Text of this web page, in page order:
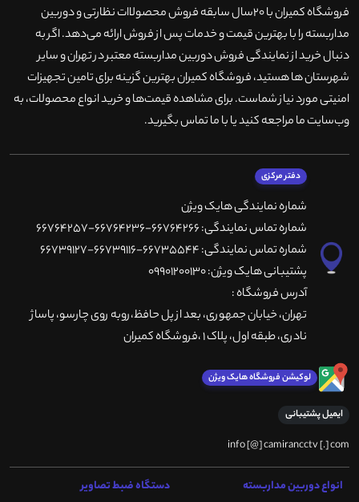
فروشگاه کمیران با ۲۰سال سابقه فروش محصولاات نظارتی و دوربین
مداربسته را با بهترین قیمت و خدمات پس از فروش ارائه می‌دهد. اگر به
دنبال خرید از نمایندگی فروش دوربین مداربسته معتبر در تهران و سایر
شهرستان ها هستید، فروشگاه کمیران بهترین گزینه برای تامین تجهیزات
امنیتی مورد نیاز شماست. برای مشاهده قیمت‌ها و خرید انواع محصولات، به
وب‌سایت ما مراجعه کنید یا با ما تماس بگیرید.
دفتر مرکزی
شماره نمایندگی هایک ویژن
شماره تماس نمایندگی: 66764266-66764236-66764257
شماره تماس نمایندگی: 66735544-66739116-66739127
پشتیبانی هایک ویژن: 09901200130
آدرس فروشگاه :
تهران، خيابان جمهوری، بعد از پل حافظ،روبه روی چارسو، پاساژ
نادری، طبقه اول، پلاک 1 ،فروشگاه کمیران
لوکیشن فروشگاه هایک ویژن
ایمیل پشتیبانی
info [@] camirancctv [.] com
انواع دوربین مداربسته دستگاه ضبط تصاویر